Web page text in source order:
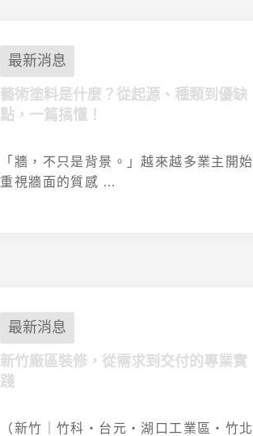
最新消息
藝術塗料是什麼？從起源、種類到優缺
點，一篇搞懂！
「牆，不只是背景。」越來越多業主開始
重視牆面的質感 ...
最新消息
新竹廠區裝修，從需求到交付的專業實
踐
（新竹｜竹科・台元・湖口工業區・竹北